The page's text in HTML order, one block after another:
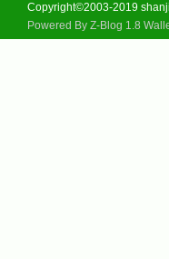
Copyright©2003-2019
Powered By Z-Blog 1.8